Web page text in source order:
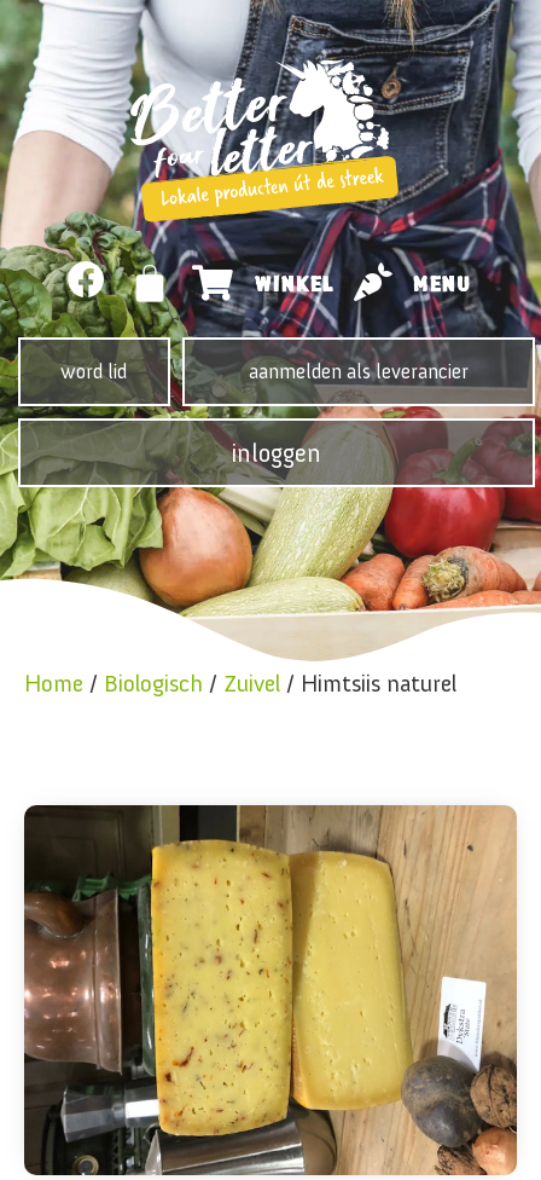
WINKEL MENU
word lid aanmelden als leverancier
inloggen
Home / Biologisch / Zuivel / Himtsiis naturel